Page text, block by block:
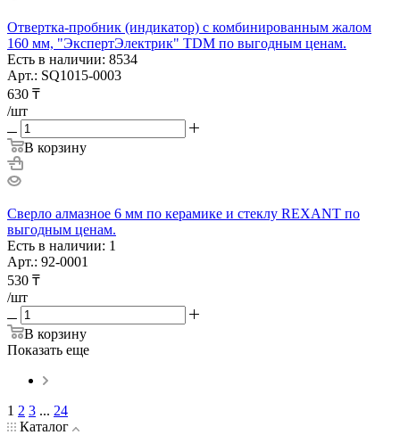
Отвертка-пробник (индикатор) с комбинированным жалом
160 мм, "ЭкспертЭлектрик" TDM по выгодным ценам.
Есть в наличии: 8534
Арт.: SQ1015-0003
630 ₸
/шт
В корзину
Сверло алмазное 6 мм по керамике и стеклу REXANT по
выгодным ценам.
Есть в наличии: 1
Арт.: 92-0001
530 ₸
/шт
В корзину
Показать еще
1 2 3 ... 24
Каталог